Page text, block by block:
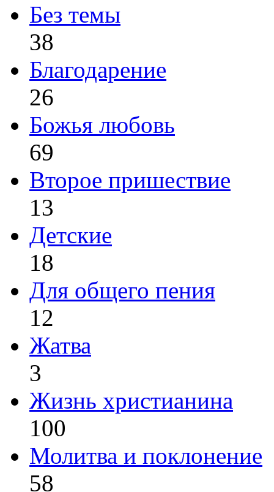
Без темы
38
Благодарение
26
Божья любовь
69
Второе пришествие
13
Детские
18
Для общего пения
12
Жатва
3
Жизнь христианина
100
Молитва и поклонение
58